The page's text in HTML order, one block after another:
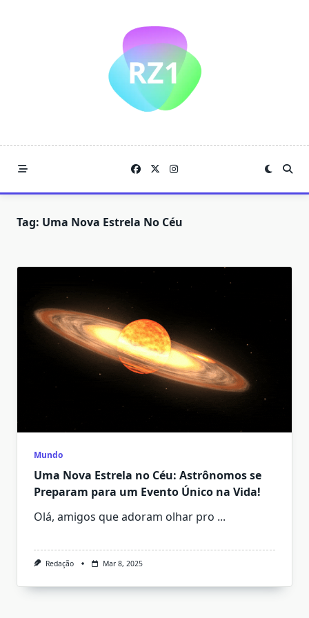
Tag: Uma Nova Estrela No Céu
Mundo
Uma Nova Estrela no Céu: Astrônomos se
Preparam para um Evento Único na Vida!
Olá, amigos que adoram olhar pro ...
Redação Mar 8, 2025